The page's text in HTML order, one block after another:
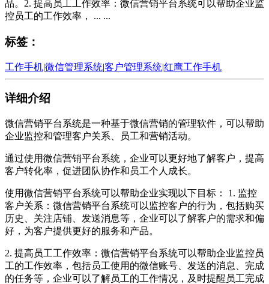
品。2. 提高员工工作效率：微信营销平台系统可以帮助企业监
控员工的工作效率， ... ...
标签：
工作手机|微信管理系统|客户管理系统|红鹰工作手机
详细介绍
微信营销平台系统是一种基于微信营销的管理软件，可以帮助
企业监控和管理客户关系、员工和营销活动。
通过使用微信营销平台系统，企业可以更好地了解客户，提高
客户转化率，促进团队协作和员工个人成长。
使用微信营销平台系统可以帮助企业实现以下目标： 1. 监控
客户关系：微信营销平台系统可以监控客户的行为，包括购买
历史、关注店铺、发送消息等，企业可以了解客户的需求和偏
好，为客户提供更好的服务和产品。
2. 提高员工工作效率：微信营销平台系统可以帮助企业监控员
工的工作效率，包括员工使用的微信账号、发送的消息、完成
的任务等，企业可以了解员工的工作情况，及时提醒员工完成